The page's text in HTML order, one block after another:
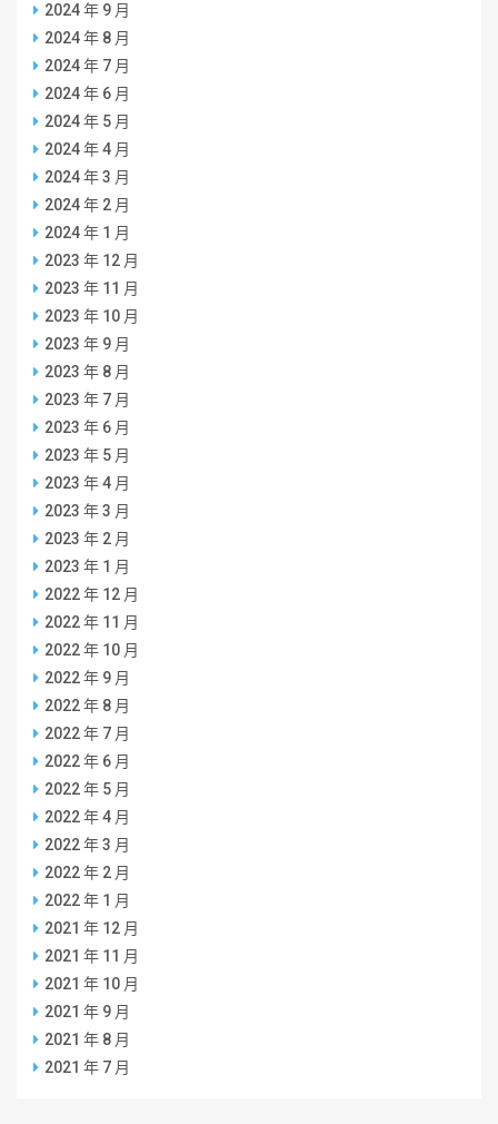
2024 年 9 月
2024 年 8 月
2024 年 7 月
2024 年 6 月
2024 年 5 月
2024 年 4 月
2024 年 3 月
2024 年 2 月
2024 年 1 月
2023 年 12 月
2023 年 11 月
2023 年 10 月
2023 年 9 月
2023 年 8 月
2023 年 7 月
2023 年 6 月
2023 年 5 月
2023 年 4 月
2023 年 3 月
2023 年 2 月
2023 年 1 月
2022 年 12 月
2022 年 11 月
2022 年 10 月
2022 年 9 月
2022 年 8 月
2022 年 7 月
2022 年 6 月
2022 年 5 月
2022 年 4 月
2022 年 3 月
2022 年 2 月
2022 年 1 月
2021 年 12 月
2021 年 11 月
2021 年 10 月
2021 年 9 月
2021 年 8 月
2021 年 7 月